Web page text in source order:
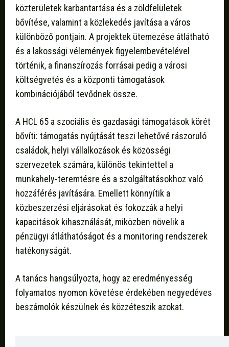
közterületek karbantartása és a zöldfelületek
bővítése, valamint a közlekedés javítása a város
különböző pontjain. A projektek ütemezése átlátható
és a lakossági vélemények figyelembevételével
történik, a finanszírozás forrásai pedig a városi
költségvetés és a központi támogatások
kombinációjából tevődnek össze.
A HCL 65 a szociális és gazdasági támogatások körét
bővíti: támogatás nyújtását teszi lehetővé rászoruló
családok, helyi vállalkozások és közösségi
szervezetek számára, különös tekintettel a
munkahely-teremtésre és a szolgáltatásokhoz való
hozzáférés javítására. Emellett könnyítik a
közbeszerzési eljárásokat és fokozzák a helyi
kapacitások kihasználását, miközben növelik a
pénzügyi átláthatóságot és a monitoring rendszerek
hatékonyságát.
A tanács hangsúlyozta, hogy az eredményesség
folyamatos nyomon követése érdekében negyedéves
beszámolók készülnek és közzéteszik azokat.